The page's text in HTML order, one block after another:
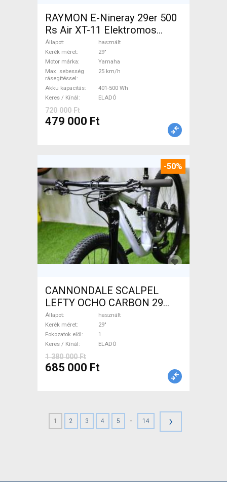
RAYMON E-Nineray 29er 500
Rs Air XT-11 Elektromos
Mountain Bike 29" elöl
teleszkópos Yamaha használt
ELADÓ
Állapot
használt
Kerék méret
29"
Motor márka
Yamaha
Max. sebesség
rásegítéssel
25 km/h
Akku kapacitás
401-500 Wh
Keres / Kínál
ELADÓ
720 000 Ft
479 000 Ft
-50%
CANNONDALE SCALPEL
LEFTY OCHO CARBON 29
Mountain Bike 29" össztelós
/ fully használt ELADÓ
Állapot
használt
Kerék méret
29"
Fokozatok elöl
1
Keres / Kínál
ELADÓ
1 380 000 Ft
685 000 Ft
1 2 3 4 5 - 14 ›